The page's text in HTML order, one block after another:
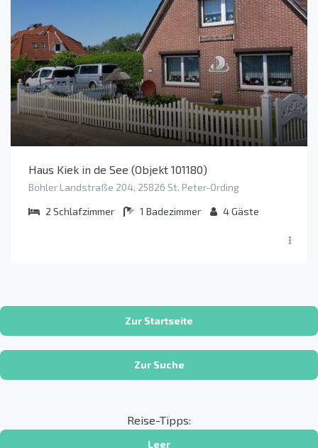
Haus Kiek in de See (Objekt 101180)
Böhler Landstraße 204, 25826 St. Peter-Ording
2 Schlafzimmer 1 Badezimmer 4Gäste
Zur Startseite
Zur Suche
Reise-Tipps:
Leer